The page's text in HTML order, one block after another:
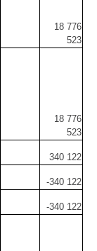
18 776
523
18 776
523
340 122
-340 122
-340 122